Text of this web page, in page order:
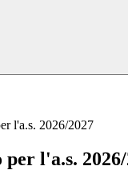
l'a.s. 2026/2027
l'a.s. 2026/